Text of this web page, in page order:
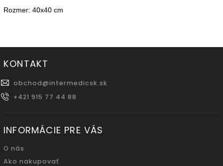
Rozmer: 40x40 cm
KONTAKT
obchod@intermedicsk.sk
+421 915 77 44 88
INFORMÁCIE PRE VÁS
O nás
Ako nakupovať